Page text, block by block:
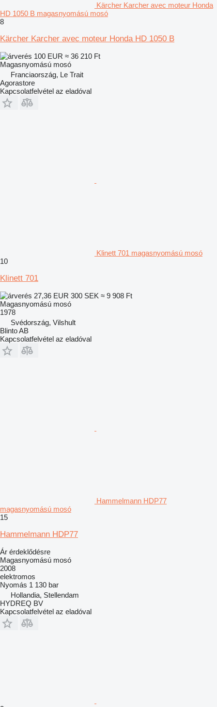
Kärcher Karcher avec moteur Honda
HD 1050 B magasnyomású mosó
8
Kärcher Karcher avec moteur Honda HD 1050 B
100 EUR ≈ 36 210 Ft
Magasnyomású mosó
Franciaország, Le Trait
Agorastore
Kapcsolatfelvétel az eladóval
Klinett 701 magasnyomású mosó
10
Klinett 701
27,36 EUR 300 SEK ≈ 9 908 Ft
Magasnyomású mosó
1978
Svédország, Vilshult
Blinto AB
Kapcsolatfelvétel az eladóval
Hammelmann HDP77
magasnyomású mosó
15
Hammelmann HDP77
Ár érdeklődésre
Magasnyomású mosó
2008
elektromos
Nyomás 1 130 bar
Hollandia, Stellendam
HYDREQ BV
Kapcsolatfelvétel az eladóval